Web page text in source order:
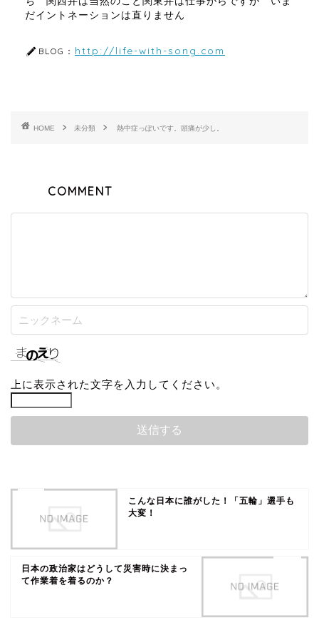
だイントネーションは直りません
BLOG： http://life-with-song.com
HOME 未分類 熱中症っぽいです。頭痛が少し。
COMMENT
上に表示された文字を入力してください。
こんな日本に誰がした！「五輪」選手も
大変！
日本の政治家はどうして災害時に決まっ
て作業着を着るのか？